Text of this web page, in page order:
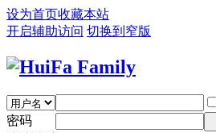
设为首页收藏本站
开启辅助访问 切换到窄版
密码